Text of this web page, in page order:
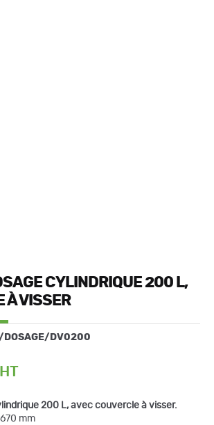
CYLINDRIQUE 200 L,
À VISSER
DOSAGE/DV0200
200 L, avec couvercle à visser.
mm